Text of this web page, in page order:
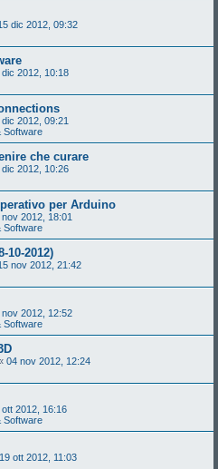
dic 2012, 09:32
dic 2012, 10:18
2012, 09:21
Software
che curare
dic 2012, 10:26
per Arduino
nov 2012, 18:01
Software
10-2012)
nov 2012, 21:42
nov 2012, 12:52
Software
04 nov 2012, 12:24
ott 2012, 16:16
Software
19 ott 2012, 11:03